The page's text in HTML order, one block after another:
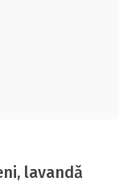
lavandă